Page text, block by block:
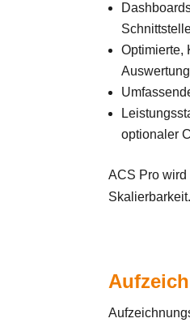
Optimierte,
Auswertung
optionaler
ACS Pro wird
Skalierbarkeit.